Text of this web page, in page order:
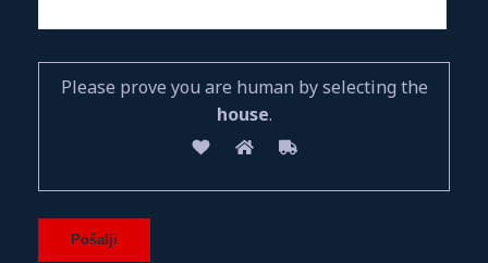
Please prove you are human by selecting the
house.